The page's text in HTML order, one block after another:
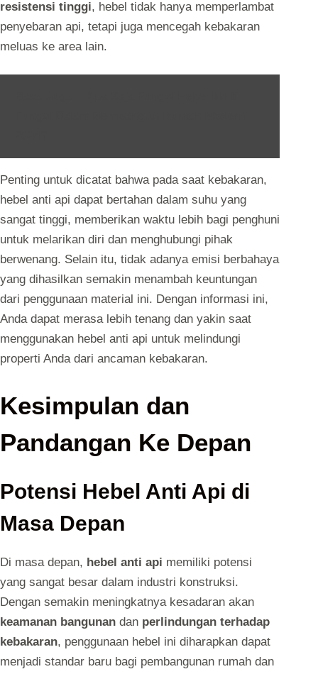
resistensi tinggi, hebel tidak hanya memperlambat
penyebaran api, tetapi juga mencegah kebakaran
meluas ke area lain.
Penting untuk dicatat bahwa pada saat kebakaran,
hebel anti api dapat bertahan dalam suhu yang
sangat tinggi, memberikan waktu lebih bagi penghuni
untuk melarikan diri dan menghubungi pihak
berwenang. Selain itu, tidak adanya emisi berbahaya
yang dihasilkan semakin menambah keuntungan
dari penggunaan material ini. Dengan informasi ini,
Anda dapat merasa lebih tenang dan yakin saat
menggunakan hebel anti api untuk melindungi
properti Anda dari ancaman kebakaran.
Kesimpulan dan
Pandangan Ke Depan
Potensi Hebel Anti Api di
Masa Depan
Di masa depan, hebel anti api memiliki potensi
yang sangat besar dalam industri konstruksi.
Dengan semakin meningkatnya kesadaran akan
keamanan bangunan dan perlindungan terhadap
kebakaran, penggunaan hebel ini diharapkan dapat
menjadi standar baru bagi pembangunan rumah dan